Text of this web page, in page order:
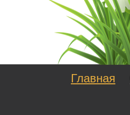
Главная